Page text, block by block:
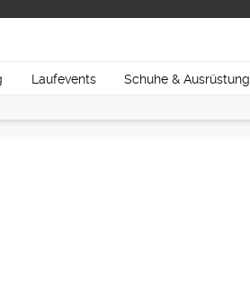
Laufevents Schuhe & Ausrüstung